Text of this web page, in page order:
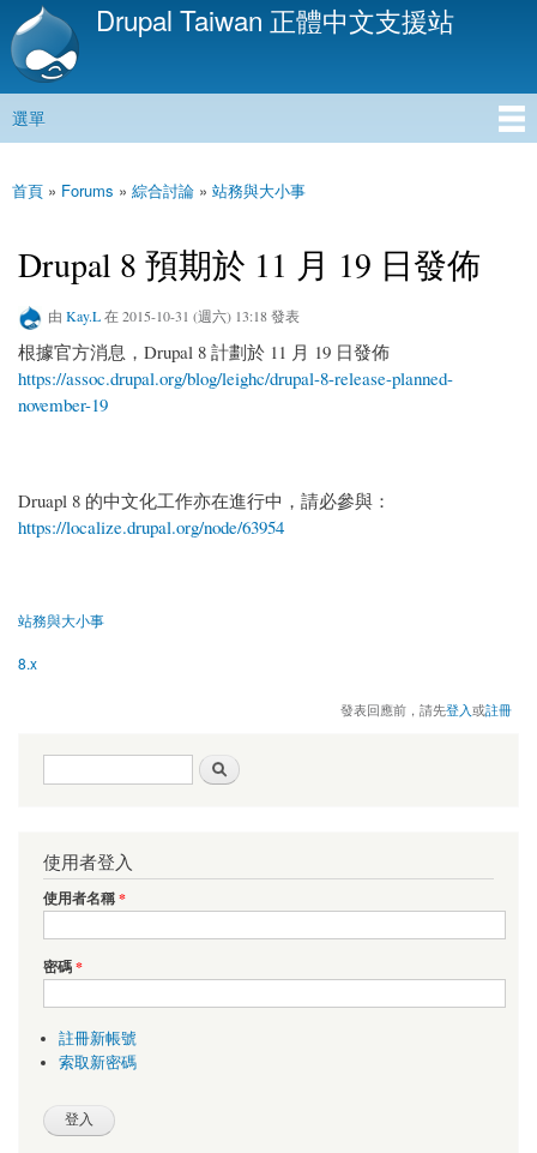
移
內
Drupal Taiwan 正體中文支援站
主選單
選單
您在這裡
首頁 » Forums » 綜合討論 » 站務與大小事
Drupal 8 預期於 11 月 19 日發佈
由 Kay.L在 2015-10-31 (週六) 13:18 發表
根據官方消息，Drupal 8 計劃於 11 月 19 日發佈
https://assoc.drupal.org/blog/leighc/drupal-8-release-planned-
november-19
Druapl 8 的中文化工作亦在進行中，請必參與：
https://localize.drupal.org/node/63954
站務與大小事
8.x
發表回應前，請先登入或註冊
搜尋表單
使用者登入
使用者名稱*
密碼*
註冊新帳號
索取新密碼